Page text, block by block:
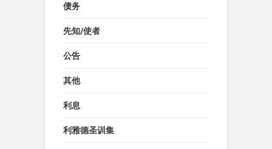
债务
先知/使者
公告
其他
利息
利雅德圣训集